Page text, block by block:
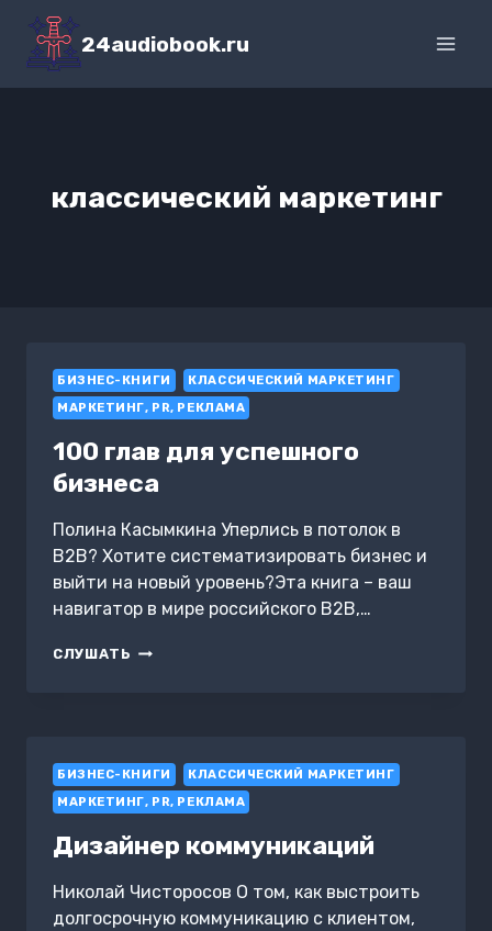
Перейти
содержимому
24audiobook.ru
классический маркетинг
БИЗНЕС-КНИГИ
КЛАССИЧЕСКИЙ МАРКЕТИНГ
МАРКЕТИНГ, PR, РЕКЛАМА
100 глав для успешного
бизнеса
Полина Касымкина Уперлись в потолок в
B2B? Хотите систематизировать бизнес и
выйти на новый уровень?Эта книга – ваш
навигатор в мире российского B2B,…
СЛУШАТЬ 100
БИЗНЕС-КНИГИ
КЛАССИЧЕСКИЙ МАРКЕТИНГ
МАРКЕТИНГ, PR, РЕКЛАМА
Дизайнер коммуникаций
Николай Чисторосов О том, как выстроить
долгосрочную коммуникацию с клиентом,